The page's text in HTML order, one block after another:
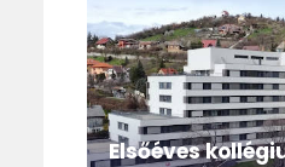
Elsőéves